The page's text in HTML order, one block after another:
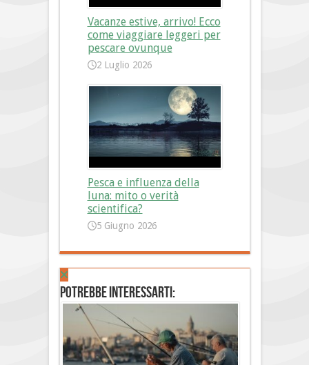
Vacanze estive, arrivo! Ecco
come viaggiare leggeri per
pescare ovunque
2 Luglio 2026
Pesca e influenza della
luna: mito o verità
scientifica?
5 Giugno 2026
Potrebbe interessarti: